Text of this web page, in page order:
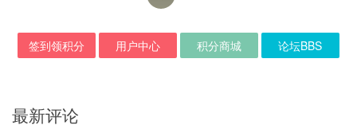
签到领积分 用户中心 积分商城 论坛BBS
最新评论